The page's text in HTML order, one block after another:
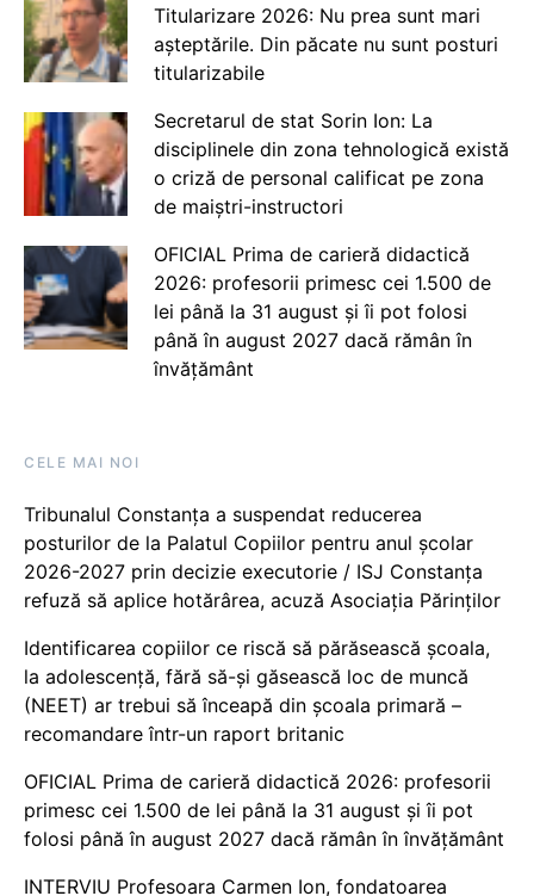
Titularizare 2026: Nu prea sunt mari
așteptările. Din păcate nu sunt posturi
titularizabile
Secretarul de stat Sorin Ion: La
disciplinele din zona tehnologică există
o criză de personal calificat pe zona
de maiștri-instructori
OFICIAL Prima de carieră didactică
2026: profesorii primesc cei 1.500 de
lei până la 31 august și îi pot folosi
până în august 2027 dacă rămân în
învățământ
CELE MAI NOI
Tribunalul Constanța a suspendat reducerea
posturilor de la Palatul Copiilor pentru anul școlar
2026-2027 prin decizie executorie / ISJ Constanța
refuză să aplice hotărârea, acuză Asociația Părinților
Identificarea copiilor ce riscă să părăsească școala,
la adolescență, fără să-și găsească loc de muncă
(NEET) ar trebui să înceapă din școala primară –
recomandare într-un raport britanic
OFICIAL Prima de carieră didactică 2026: profesorii
primesc cei 1.500 de lei până la 31 august și îi pot
folosi până în august 2027 dacă rămân în învățământ
INTERVIU Profesoara Carmen Ion, fondatoarea